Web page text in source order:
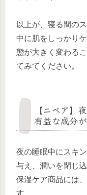
以上が、寝る間の
中に肌をしっかり
態が大きく変わる
てみてください。
【ニベア】
有益な成分
夜の睡眠中にスキ
与え、潤いを閉じ
保湿ケア商品には